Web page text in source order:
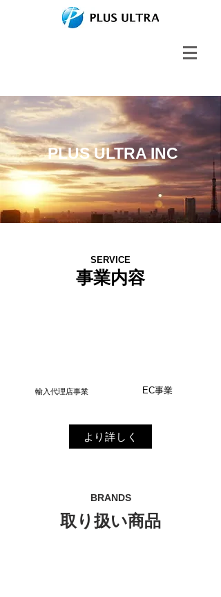
PLUS ULTRA INC
SERVICE
​事業内容
輸入代理店事業 EC事業
より詳しく
BRANDS
取り扱い商品